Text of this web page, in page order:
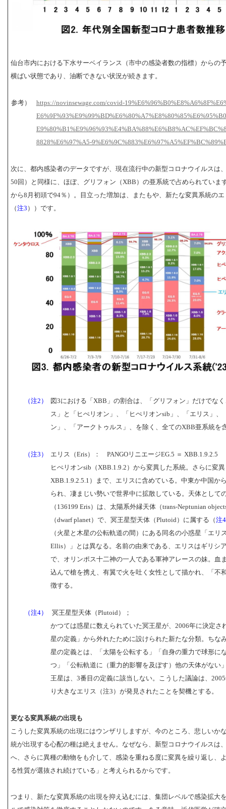
仙台市内における下水サーベイランス（市中の感染者数の指標）からの
横ばい状態であり、油断できない状況が続きます。
参考）
https://novinsewage.com/covid-
8828%E6%97%A5-
次に、都内感染者のデータですが、現在流行中の新型コロナウイルスは
50回）と同様に、ほぼ、グリフォン（XBB）の亜系統で占められていま
から8月初頭で94％）。目立った増加は、またもや、新たな変異系統のエ
（注3 ））です。
（注2）
図3における「XBB」の割合は、「グリフォン」だけでな
ス」と「ヒぺリオン」、「ヒぺリオンsib」、「エリス」、
ン」、「アークトゥルス」、を除く、全てのXBB亜系統を
（注3）
エリス（Eris）： PANGOリニエージEG.5 ＝ XBB.1.9.2.5
ヒぺリオンsib（XBB.1.9.2）から変異した系統。さらに変
XBB.1.9.2.5.1）まで、エリスに含めている。中東か中国か
られ、凄まじい勢いで世界中に拡散している。天体として
（136199 Eris）は、太陽系外縁天体（trans-Neptunian
（dwarf planet）で、冥王星型天体（Plutoid）に属する（注4
（火星と木星の公転軌道の間）にある同名の小惑星「エリ
Ellis）」とは異なる。名前の由来である、エリスはギリシ
で、オリンポス十二神の一人である軍神アレースの妹。血
込んで槍を携え、有翼で火を吐く女性として描かれ、「不
徴する。
（注4）
冥王星型天体（Plutoid）；
かつては惑星に数えられていた冥王星が、2006年に決定さ
星の定義」から外れたために設けられた新たな分類。ちな
星の定義とは、「太陽を公転する」「自身の重力で球形に
つ」「公転軌道に（重力的影響を及ぼす）他の天体がない
王星は、3番目の定義に該当しない。こうした議論は、
り大きなエリス（注3）が発見されたことを契機とする。
更なる変異系統の出現も
こうした変異系統の出現にはウンザリしますが、今のところ、悲しいか
統が出現する心配の種は絶えません。なぜなら、新型コロナウイルスは
へ、さらに異種の動物をも介して、感染を重ねる度に変異を繰り返し、
る性質が選抜され続けている」と考えられるからです。
つまり、新たな変異系統の出現を抑え込むには、集団レベルで感染拡大